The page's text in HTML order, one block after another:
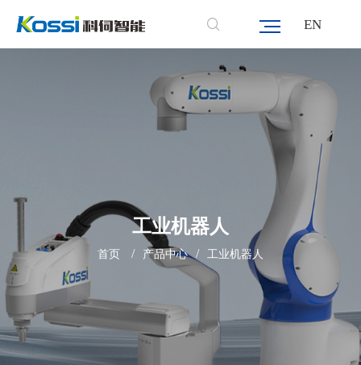
EN
工业机器人
首页 / 产品中心 / 工业机器人